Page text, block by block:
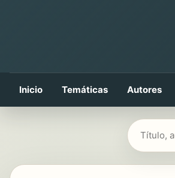
Inicio Temáticas Autores
Buscar